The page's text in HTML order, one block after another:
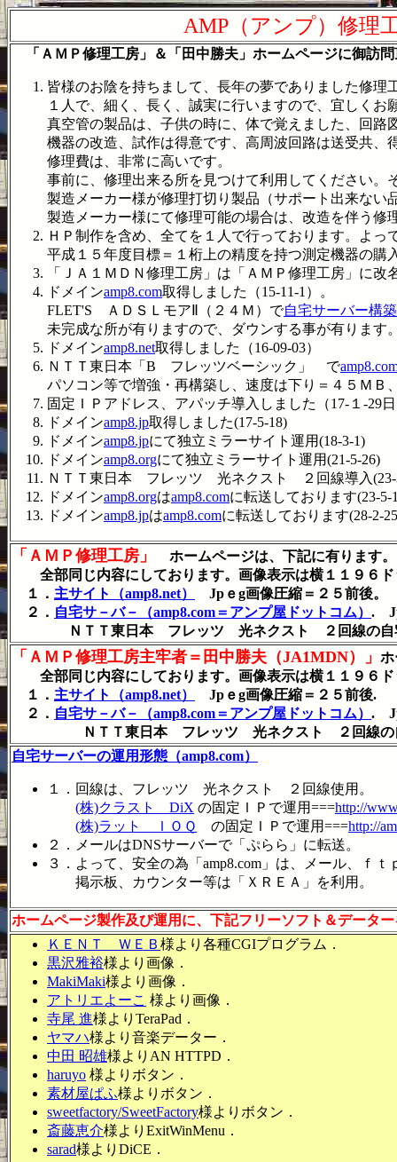
AMP（アンプ）修
「ＡＭＰ修理工房」＆「田中勝夫」ホームページに御訪
皆様のお陰を持ちまして、長年の夢でありました修理
１人で、細く、長く、誠実に行いますので、宜しくお
真空管の製品は、子供の時に、体で覚えました、回路
機器の改造、試作は得意です、高周波回路は送受共、
修理費は、非常に高いです。
事前に、修理出来る所を見つけて利用してください。
製造メーカー様が修理打切り製品（サポート出来ない
製造メーカー様にて修理可能の場合は、改造を伴う修
ＨＰ制作を含め、全てを１人で行っております。よ
平成１５年度目標＝１桁上の精度を持つ測定機器の
「ＪＡ１ＭＤＮ修理工房」は「ＡＭＰ修理工房」に改
ドメインamp8.com取得しました（15-11-1）。
FLET'S ＡＤＳＬモアⅡ（２４Ｍ）で自宅サーバー構築
未完成な所が有りますので、ダウンする事が有ります
ドメインamp8.net取得しました（16-09-03）
ＮＴＴ東日本「B フレッツベーシック」 で
パソコン等で増強・再構築し、速度は下り＝４５ＭＢ
固定ＩＰアドレス、アパッチ導入しました（17-１-29
ドメインamp8.jp取得しました(17-5-18)
ドメインamp8.jpにて独立ミラーサイト運用(18-3-1)
ドメインamp8.orgにて独立ミラーサイト運用(21-5-26)
ＮＴＴ東日本 フレッツ 光ネクスト ２回線導入(23-
ドメインamp8.orgはamp8.comに転送しております(23-5-
ドメインamp8.jpはamp8.comに転送しております(28-2-
「ＡＭＰ修理工房」
ホームページは、下記に有ります。
全部同じ内容にしております。画像表示は横１１９６ド
１． 主サイト（amp8.net）
Jpｅg画像圧縮＝２５前後。
２． 自宅サ－バ－（amp8.com＝アンプ屋ドットコム） .
ＮＴＴ東日本 フレッツ 光ネクスト ２回線の自宅
「ＡＭＰ修理工房主牢者＝田中勝夫（JA1MDN）」 ホ
全部同じ内容にしております。画像表示は横１１９６ド
１． 主サイト（amp8.net）
Jpｅg画像圧縮＝２５前後.
２． 自宅サ－バ－（amp8.com＝アンプ屋ドットコム） .
ＮＴＴ東日本 フレッツ 光ネクスト ２回線の自
自宅サーバーの運用形態（amp8.com）
１．回線は、フレッツ 光ネクスト ２回線使用。
(株)クラスト DiX の固定ＩＰで運用===http://
(株)ラット ＩＯＱ
の固定ＩＰで運用===http://
２．メールはDNSサーバーで「ぷらら」に転送。
３．よって、安全の為「amp8.com」は、メール、ｆｔ
掲示板、カウンター等は「ＸＲＥＡ」を利用。
ホームページ製作及び運用に、下記フリーソフト＆データ
ＫＥＮＴ ＷＥＢ 様より各種CGIプログラム．
黒沢雅裕様より画像．
MakiMaki様より画像．
アトリエよーこ 様より画像．
寺尾 進様よりTeraPad．
ヤマハ様より音楽データー．
中田 昭雄様よりAN HTTPD．
haruyo 様よりボタン．
素材屋ぱふ様よりボタン．
sweetfactory/SweetFactory様よりボタン．
斎藤恵介様よりExitWinMenu．
sarad様よりDiCE．